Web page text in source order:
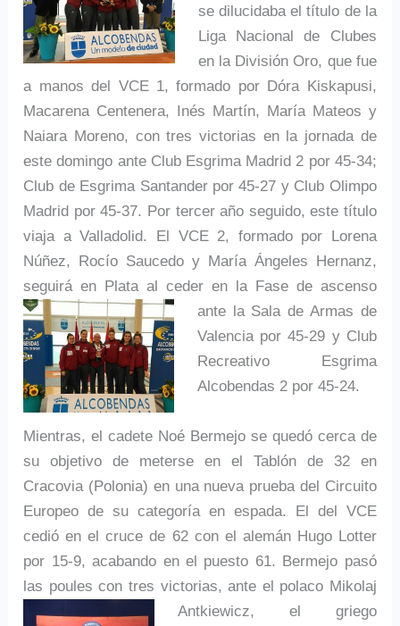
se dilucidaba el título de la
Liga Nacional de Clubes
en la División Oro, que fue
a manos del VCE 1, formado por Dóra Kiskapusi,
Macarena Centenera, Inés Martín, María Mateos y
Naiara Moreno, con tres victorias en la jornada de
este domingo ante Club Esgrima Madrid 2 por 45-34;
Club de Esgrima Santander por 45-27 y Club Olimpo
Madrid por 45-37. Por tercer año seguido, este título
viaja a Valladolid. El VCE 2, formado por Lorena
Núñez, Rocío Saucedo y María Ángeles Hernanz,
seguirá en Plata al ceder en la Fase de ascenso
ante
la Sala de Armas de
Valencia por 45-29 y Club
Recreativo Esgrima
Alcobendas 2 por 45-24.
Mientras, el cadete Noé Bermejo se quedó cerca de
su objetivo de meterse en el Tablón de 32 en
Cracovia (Polonia) en una nueva prueba del Circuito
Europeo de su categoría en espada. El del VCE
cedió en el cruce de 62 con el alemán Hugo Lotter
por 15-9, acabando en el puesto 61. Bermejo pasó
las poules con tres victorias, ante el polaco Mikolaj
Antkiewicz, el griego